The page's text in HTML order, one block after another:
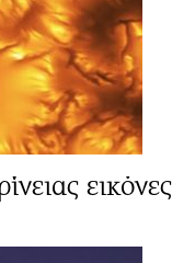
εικόνες